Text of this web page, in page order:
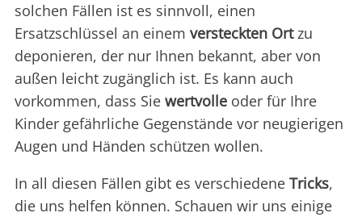
solchen Fällen ist es sinnvoll, einen
Ersatzschlüssel an einem versteckten Ortzu
deponieren, der nur Ihnen bekannt, aber von
außen leicht zugänglich ist. Es kann auch
vorkommen, dass Sie wertvolle oder für Ihre
Kinder gefährliche Gegenstände vor neugierigen
Augen und Händen schützen wollen.
In all diesen Fällen gibt es verschiedene Tricks,
die uns helfen können. Schauen wir uns einige